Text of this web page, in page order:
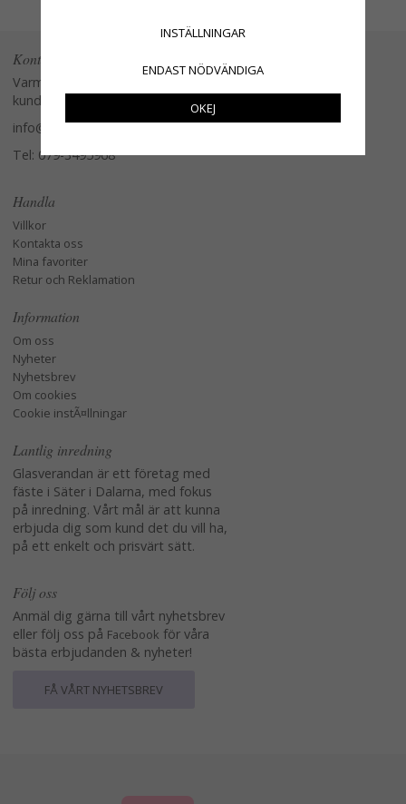
Kontakta oss
Varmt välkommen att kontakta vår
kundtjänst.
info@glasverandan.se
Tel: 079-3495968
Handla
Villkor
Kontakta oss
Mina favoriter
Retur och Reklamation
Information
Om oss
Nyheter
Nyhetsbrev
Om cookies
Cookie instÃ¤llningar
Lantlig inredning
Glasverandan är ett företag med
fäste i Säter i Dalarna, med fokus
på inredning. Vårt mål är att kunna
erbjuda dig som kund det du vill ha,
på ett enkelt och prisvärt sätt.
Följ oss
Anmäl dig gärna till vårt nyhetsbrev
eller följ oss på Facebook för våra
bästa erbjudanden & nyheter!
FÅ VÅRT NYHETSBREV
INSTÄLLNINGAR
ENDAST NÖDVÄNDIGA
OKEJ